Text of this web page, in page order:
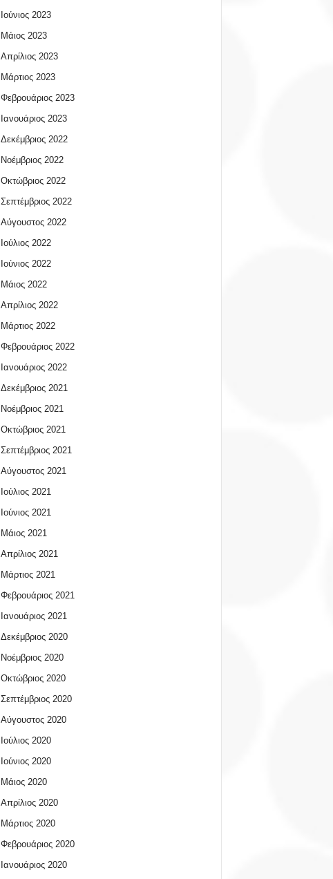
Ιούνιος 2023
Μάιος 2023
Απρίλιος 2023
Μάρτιος 2023
Φεβρουάριος 2023
Ιανουάριος 2023
Δεκέμβριος 2022
Νοέμβριος 2022
Οκτώβριος 2022
Σεπτέμβριος 2022
Αύγουστος 2022
Ιούλιος 2022
Ιούνιος 2022
Μάιος 2022
Απρίλιος 2022
Μάρτιος 2022
Φεβρουάριος 2022
Ιανουάριος 2022
Δεκέμβριος 2021
Νοέμβριος 2021
Οκτώβριος 2021
Σεπτέμβριος 2021
Αύγουστος 2021
Ιούλιος 2021
Ιούνιος 2021
Μάιος 2021
Απρίλιος 2021
Μάρτιος 2021
Φεβρουάριος 2021
Ιανουάριος 2021
Δεκέμβριος 2020
Νοέμβριος 2020
Οκτώβριος 2020
Σεπτέμβριος 2020
Αύγουστος 2020
Ιούλιος 2020
Ιούνιος 2020
Μάιος 2020
Απρίλιος 2020
Μάρτιος 2020
Φεβρουάριος 2020
Ιανουάριος 2020